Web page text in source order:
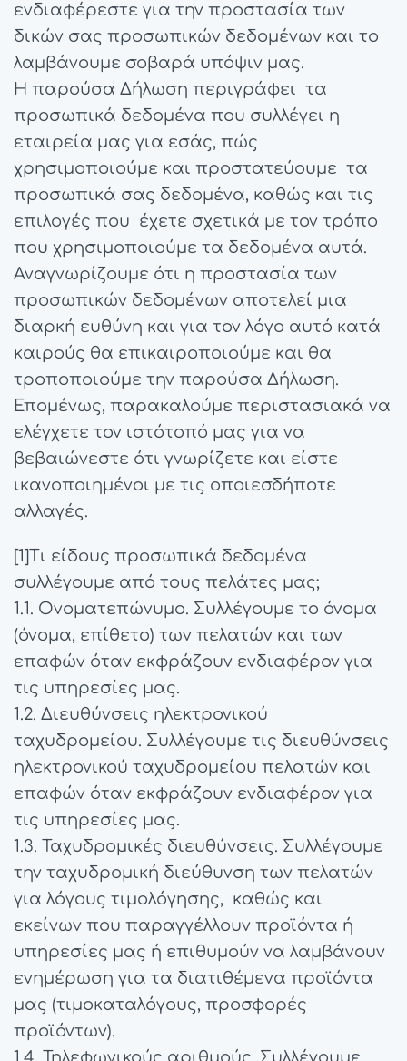
ενδιαφέρεστε για την προστασία των
δικών σας προσωπικών δεδομένων και το
λαμβάνουμε σοβαρά υπόψιν μας.
Η παρούσα Δήλωση περιγράφει τα
προσωπικά δεδομένα που συλλέγει η
εταιρεία μας για εσάς, πώς
χρησιμοποιούμε και προστατεύουμε τα
προσωπικά σας δεδομένα, καθώς και τις
επιλογές που έχετε σχετικά με τον τρόπο
που χρησιμοποιούμε τα δεδομένα αυτά.
Αναγνωρίζουμε ότι η προστασία των
προσωπικών δεδομένων αποτελεί μια
διαρκή ευθύνη και για τον λόγο αυτό κατά
καιρούς θα επικαιροποιούμε και θα
τροποποιούμε την παρούσα Δήλωση.
Επομένως, παρακαλούμε περιστασιακά να
ελέγχετε τον ιστότοπό μας για να
βεβαιώνεστε ότι γνωρίζετε και είστε
ικανοποιημένοι με τις οποιεσδήποτε
αλλαγές.
[1]Τι είδους προσωπικά δεδομένα
συλλέγουμε από τους πελάτες μας;
1.1. Ονοματεπώνυμο. Συλλέγουμε το όνομα
(όνομα, επίθετο) των πελατών και των
επαφών όταν εκφράζουν ενδιαφέρον για
τις υπηρεσίες μας.
1.2. Διευθύνσεις ηλεκτρονικού
ταχυδρομείου. Συλλέγουμε τις διευθύνσεις
ηλεκτρονικού ταχυδρομείου πελατών και
επαφών όταν εκφράζουν ενδιαφέρον για
τις υπηρεσίες μας.
1.3. Ταχυδρομικές διευθύνσεις. Συλλέγουμε
την ταχυδρομική διεύθυνση των πελατών
για λόγους τιμολόγησης, καθώς και
εκείνων που παραγγέλλουν προϊόντα ή
υπηρεσίες μας ή επιθυμούν να λαμβάνουν
ενημέρωση για τα διατιθέμενα προϊόντα
μας (τιμοκαταλόγους, προσφορές
προϊόντων).